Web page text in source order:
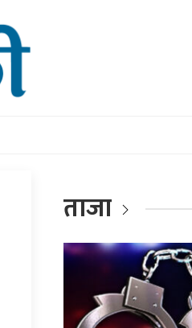
ताजा